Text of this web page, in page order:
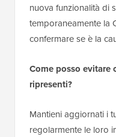
nuova funzionalità di
temporaneamente la
confermare se è la
Come posso evitare
ripresenti?
Mantieni aggiornati i
regolarmente le loro